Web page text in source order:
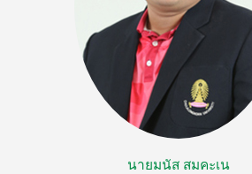
นายมนัส สมคะเน